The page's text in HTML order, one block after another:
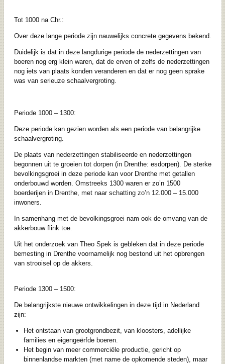
Tot 1000 na Chr.:
Over deze lange periode zijn nauwelijks concrete gegevens bekend.
Duidelijk is dat in deze langdurige periode de nederzettingen van
boeren nog erg klein waren, dat de erven of zelfs de nederzettingen
nog iets van plaats konden veranderen en dat er nog geen sprake
was van serieuze schaalvergroting.
Periode 1000 – 1300:
Deze periode kan gezien worden als een periode van belangrijke
schaalvergroting.
De plaats van nederzettingen stabiliseerde en nederzettingen
begonnen uit te groeien tot dorpen (in Drenthe: esdorpen). De sterke
bevolkingsgroei in deze periode kan voor Drenthe met getallen
onderbouwd worden. Omstreeks 1300 waren er zo’n 1500
boerderijen in Drenthe, met naar schatting zo’n 12.000 – 15.000
inwoners.
In samenhang met de bevolkingsgroei nam ook de omvang van de
akkerbouw flink toe.
Uit het onderzoek van Theo Spek is gebleken dat in deze periode
bemesting in Drenthe voornamelijk nog bestond uit het opbrengen
van strooisel op de akkers.
Periode 1300 – 1500:
De belangrijkste nieuwe ontwikkelingen in deze tijd in Nederland
zijn:
Het ontstaan van grootgrondbezit, van kloosters, adellijke
families en eigengeërfde boeren.
Het begin van meer commerciële productie, gericht op
binnenlandse markten (met name de opkomende steden), maar